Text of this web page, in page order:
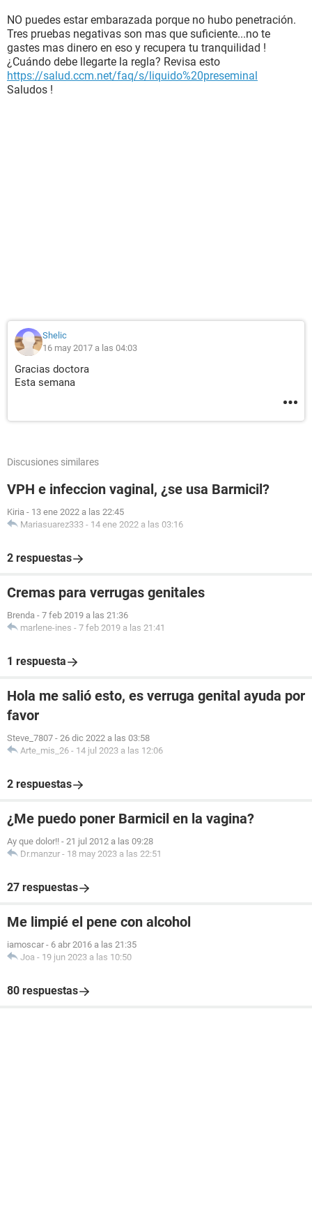
NO puedes estar embarazada porque no hubo penetración.
Tres pruebas negativas son mas que suficiente...no te
gastes mas dinero en eso y recupera tu tranquilidad !
¿Cuándo debe llegarte la regla? Revisa esto
https://salud.ccm.net/faq/s/liquido%20preseminal
Saludos !
Shelic
16 may 2017 a las 04:03
Gracias doctora
Esta semana
Discusiones similares
VPH e infeccion vaginal, ¿se usa Barmicil?
Kiria - 13 ene 2022 a las 22:45
Mariasuarez333 - 14 ene 2022 a las 03:16
2 respuestas
Cremas para verrugas genitales
Brenda - 7 feb 2019 a las 21:36
marlene-ines - 7 feb 2019 a las 21:41
1 respuesta
Hola me salió esto, es verruga genital ayuda por
favor
Steve_7807 - 26 dic 2022 a las 03:58
Arte_mis_26 - 14 jul 2023 a las 12:06
2 respuestas
¿Me puedo poner Barmicil en la vagina?
Ay que dolor!! - 21 jul 2012 a las 09:28
Dr.manzur - 18 may 2023 a las 22:51
27 respuestas
Me limpié el pene con alcohol
iamoscar - 6 abr 2016 a las 21:35
Joa - 19 jun 2023 a las 10:50
80 respuestas